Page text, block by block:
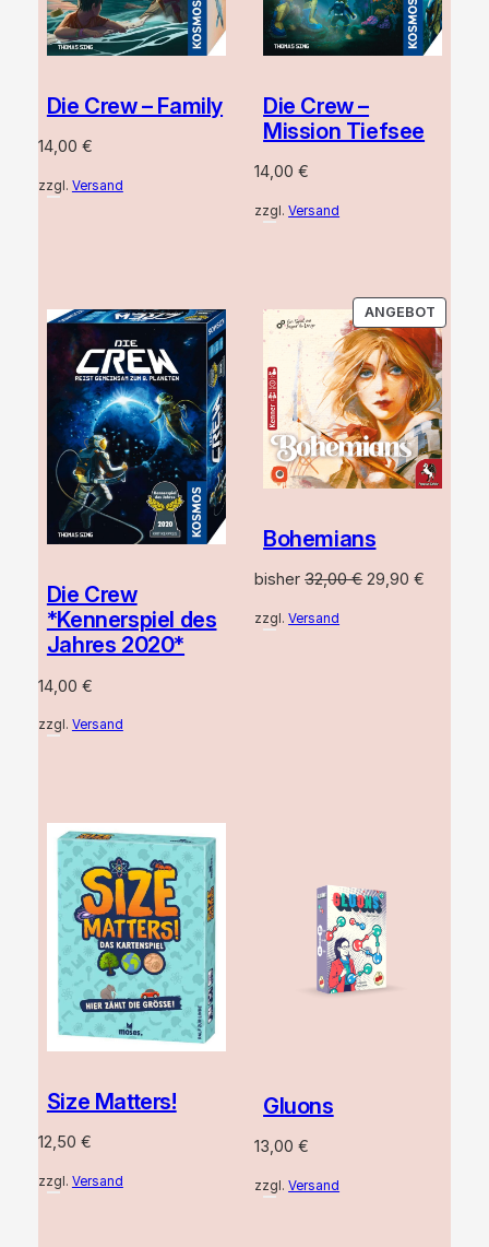
Die Crew – Family
14,00 €
zzgl. Versand
Die Crew –
Mission Tiefsee
14,00€
zzgl.Versand
Die Crew
*Kennerspiel des
Jahres 2020*
14,00 €
zzgl. Versand
ANGEBOT
IM
Bohemians
bisher 32,00€ Ursprünglicher
29,90€
zzgl.Versand
Size Matters!
12,50 €
zzgl. Versand
Gluons
13,00€
zzgl.Versand